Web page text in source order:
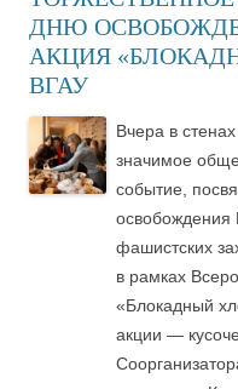
ДНЮ
АКЦИЯ
ВГАУ
Вчера в
значимое
событие,
освобождения
фашистских
в рамках
«Блокадный
акции —